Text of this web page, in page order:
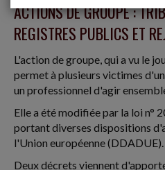
ACTIONS DE GROUPE :
REGISTRES PUBLICS ET
L'action de groupe, qui a vu le
permet à plusieurs victimes
un professionnel d'agir
Elle a été modifiée par la loi n°
portant diverses dispositions
l'Union européenne (DDADUE).
Deux décrets viennent